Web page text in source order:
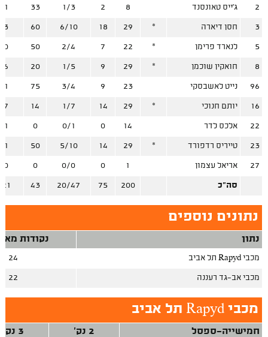
2 ג'ייס טאונסנד 8
2
1/3
33
1
3 חסן דיארה *
29
18
6/10
60
3
5 לנארד פרימן *
22
7
2/4
50
0
8 חואקין שוכמן *
29
9
1/5
20
6
96 נייט לאשבסקי 23
9
3/4
75
1
16 יותם חנוכי *
29
14
1/7
14
7
22 אלכס לדר 14
0
0/1
0
1
23 טייריס רדפורד *
29
14
5/10
50
1
27 אריאל עצמון 1
0
0/0
0
0
סה"כ 200
75
20/47
43
נתונים נוספים
נתון נקודות
מכבי Rapyd תל אביב 24
מכבי אב־גד רעננה 22
מכבי Rapyd תל אביב
חמישייה-ספסל 2 נק'
3 נק'